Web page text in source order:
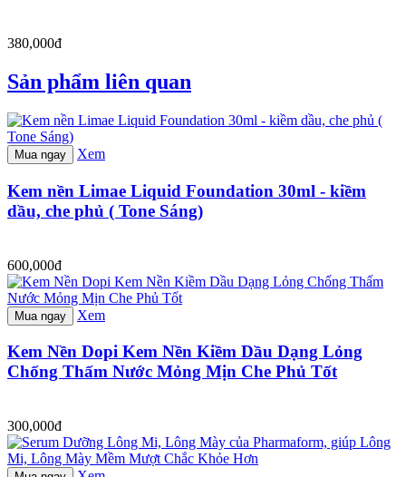
380,000đ
Sản phẩm liên quan
Mua ngay Xem
Kem nền Limae Liquid Foundation 30ml - kiềm
dầu, che phủ ( Tone Sáng)
600,000đ
Mua ngay Xem
Kem Nền Dopi Kem Nền Kiềm Dầu Dạng Lỏng
Chống Thấm Nước Mỏng Mịn Che Phủ Tốt
300,000đ